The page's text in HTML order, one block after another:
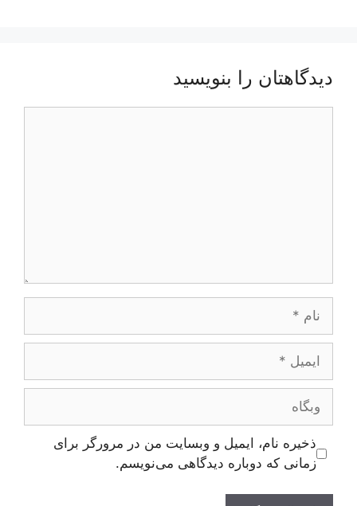
دیدگاهتان را بنویسید
ایمیل
وبگاه
ذخیره نام، ایمیل و وبسایت من در مرورگر برای
زمانی که دوباره دیدگاهی می‌نویسم.